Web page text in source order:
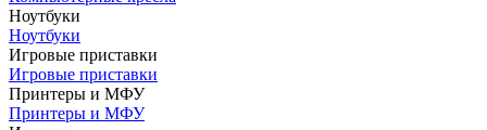
Ноутбуки
Ноутбуки
Игровые приставки
Игровые приставки
Принтеры и МФУ
Принтеры и МФУ